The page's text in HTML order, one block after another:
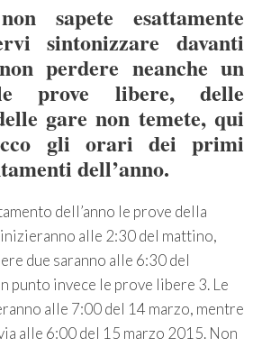
sapete esattamente
sintonizzare davanti
perdere neanche un
prove libere, delle
gare non temete, qui
gli orari dei primi
dell’anno.
dell’anno le prove della
alle 2:30 del mattino,
due saranno alle 6:30 del
punto invece le prove libere 3. Le
alle 7:00 del 14 marzo, mentre
alle 6:00 del 15 marzo 2015. Non